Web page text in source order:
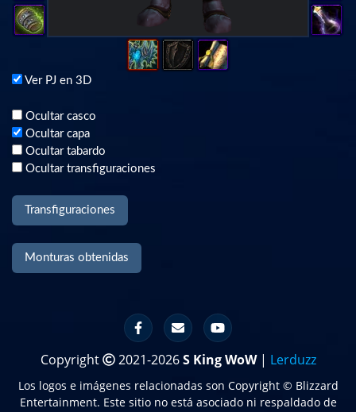
Copyright 2021-2026S King WoW| Lerduzz
Los logos e imágenes relacionadas son Copyright © Blizzard
Entertainment. Este sitio no está asociado ni respaldado de